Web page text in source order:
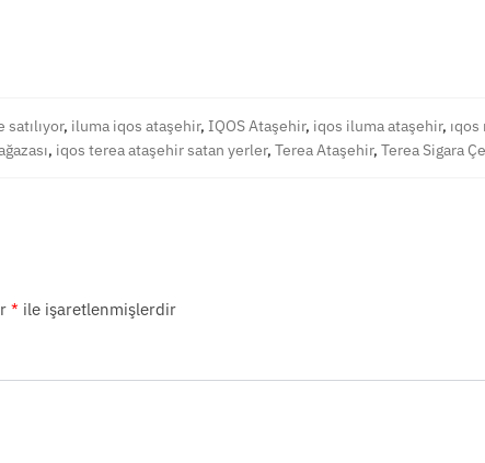
, iluma iqos ataşehir, IQOS Ataşehir, iqos iluma ataşehir,
, iqos terea ataşehir satan yerler,Terea Ataşehir,Terea Sigara
* ile işaretlenmişlerdir